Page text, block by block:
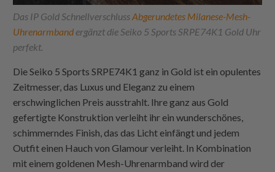
Das IP Gold SchnellverschlussAbgerundetes Milanese-Mesh-
Uhrenarmband ergänzt die Seiko 5 Sports SRPE74K1 Gold Uhr
perfekt.
Die Seiko 5 Sports SRPE74K1 ganz in Gold ist ein opulentes
Zeitmesser, das Luxus und Eleganz zu einem
erschwinglichen Preis ausstrahlt. Ihre ganz aus Gold
gefertigte Konstruktion verleiht ihr ein wunderschönes,
schimmerndes Finish, das das Licht einfängt und jedem
Outfit einen Hauch von Glamour verleiht. In Kombination
mit einem goldenen Mesh-Uhrenarmband wird der